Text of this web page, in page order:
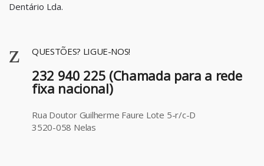
QUESTÕES? LIGUE-NOS!
232 940 225 (Chamada para a rede
fixa nacional)
Rua Doutor Guilherme Faure Lote 5-r/c-D
3520-058 Nelas